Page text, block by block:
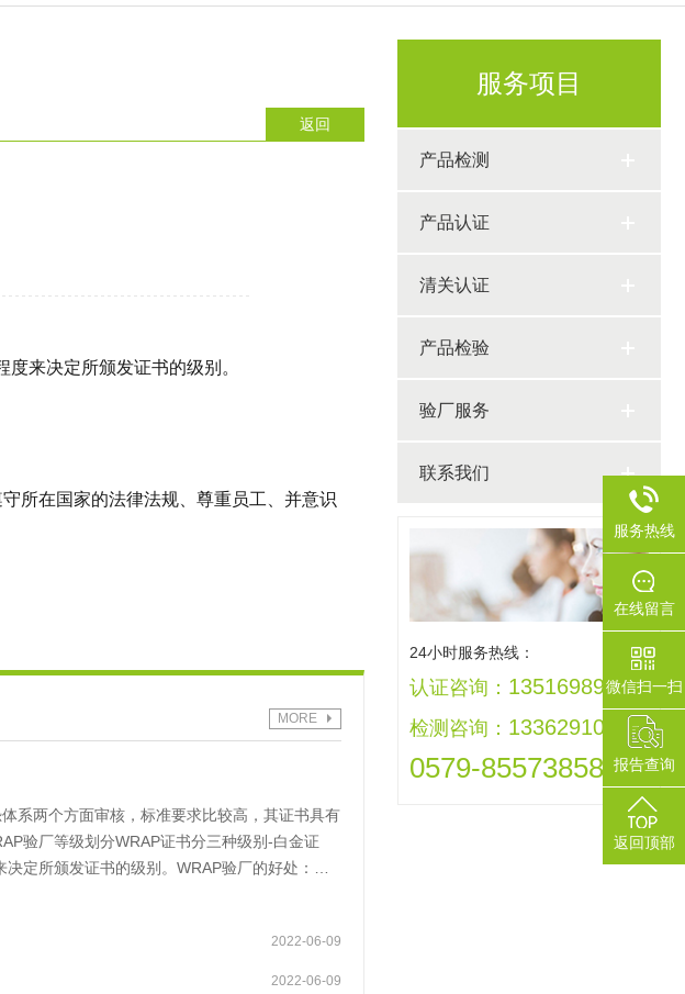
服务项目
产品检测
产品认证
清关认证
产品检验
验厂服务
联系我们
24小时服务热线：
认证咨询： 13516989992
检测咨询： 13362910005
0579-85573858
返回
来决定所颁发证书的级别。
所在国家的法律法规、尊重员工、并意识
MORE
系两个方面审核，标准要求比较高，其证书具有
验厂等级划分WRAP证书分三种级别-白金证
定所颁发证书的级别。WRAP验厂的好处：持
2022-06-09
2022-06-09
服务热线
在线留言
微信扫一扫
报告查询
返回顶部